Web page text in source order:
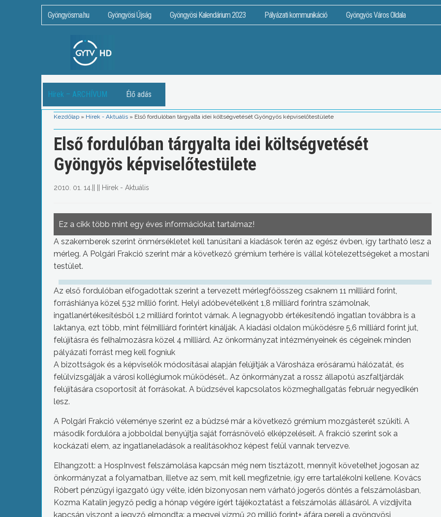
Gyöngyösma.hu Gyöngyösi Újság Gyöngyösi Kalendárium 2023 Pályázati kommunikáció Gyöngyös Város Oldala
Hírek – ARCHÍVUM Élő adás
Kezdőlap » Hírek - Aktuális » Első fordulóban tárgyalta idei költségvetését Gyöngyös képviselőtestülete
Első fordulóban tárgyalta idei költségvetését
Gyöngyös képviselőtestülete
2010. 01. 14. Hírek - Aktuális
Ez a cikk több mint egy éves információkat tartalmaz!
A szakemberek szerint önmérsékletet kell tanúsítani a kiadások terén az egész évben, így tartható lesz a
mérleg. A Polgári Frakció szerint már a következő grémium terhére is vállal kötelezettségeket a mostani
testület.
Az első fordulóban elfogadottak szerint a tervezett mérlegfőösszeg csaknem 11 milliárd forint,
forráshiánya közel 532 millió forint. Helyi adóbevételként 1,8 milliárd forintra számolnak,
ingatlanértékesítésből 1,2 milliárd forintot várnak. A legnagyobb értékesítendő ingatlan továbbra is a
laktanya, ezt több, mint félmilliárd forintért kínálják. A kiadási oldalon működésre 5,6 milliárd forint jut,
felújításra és felhalmozásra közel 4 milliárd. Az önkormányzat intézményeinek és cégeinek minden
pályázati forrást meg kell fogniuk
A bizottságok és a képviselők módosításai alapján felújítják a Városháza erősáramú hálózatát, és
felülvizsgálják a városi kollégiumok működését.. Az önkormányzat a rossz állapotú aszfaltjárdák
felújítására csoportosít át forrásokat. A büdzsével kapcsolatos közmeghallgatás február negyedikén
lesz.
A Polgári Frakció véleménye szerint ez a büdzsé már a következő grémium mozgásterét szűkíti. A
második fordulóra a jobboldal benyújtja saját forrásnövelő elképzeléseit. A frakció szerint sok a
kockázati elem, az ingatlaneladások a realitásokhoz képest felül vannak tervezve.
Elhangzott: a HospInvest felszámolása kapcsán még nem tisztázott, mennyit követelhet jogosan az
önkormányzat a folyamatban, illetve az sem, mit kell megfizetnie, így erre tartalékolni kellene. Kovács
Róbert pénzügyi igazgató úgy vélte, idén bizonyosan nem várható jogerős döntés a felszámolásban,
Kozma Katalin jegyző pedig a hónap végére ígért tájékoztatást a felszámolás állásáról. A vízdíjvita
kapcsán viszont a jegyző elmondta: a megyei vízmű 20 millió forint+ áfára pereli a gyöngyösi